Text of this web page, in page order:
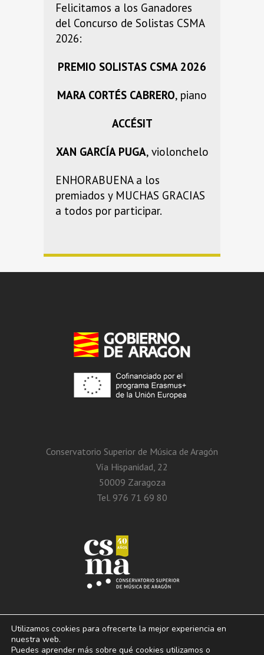
Felicitamos a los Ganadores
del Concurso de Solistas CSMA
2026:
PREMIO SOLISTAS CSMA 2026
MARA CORTÉS CABRERO, piano
ACCÉSIT
XAN GARCÍA PUGA, violonchelo
ENHORABUENA a los
premiados y MUCHAS GRACIAS
a todos por participar.
Conservatorio Superior de Música de Aragón
Vía Hispanidad, 22
50009 Zaragoza
Tel. 976 71 69 80
© 2013 – 2026. Conservatorio Superior de Música de Aragón. Vía Hispanidad, n.º
Utilizamos cookies para ofrecerte la mejor experiencia en
nuestra web.
Puedes aprender más sobre qué cookies utilizamos o